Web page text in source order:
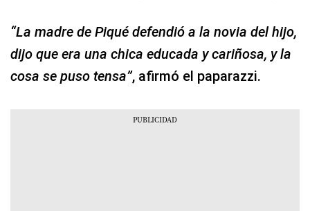
“La madre de Piqué defendió a la novia del hijo,
dijo que era una chica educada y cariñosa, y la
cosa se puso tensa”, afirmó el paparazzi.